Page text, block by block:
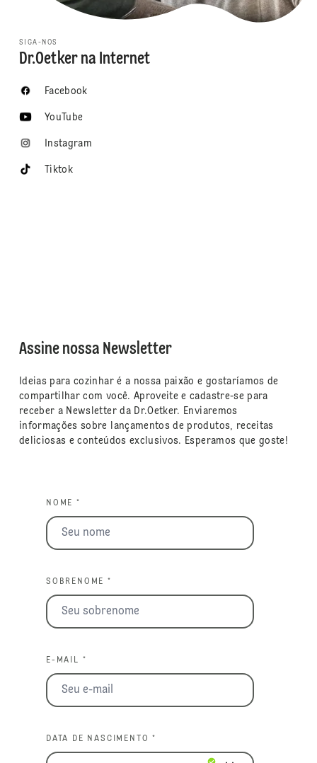
SIGA-NOS
Dr.Oetker na Internet
Facebook
YouTube
Instagram
Tiktok
Assine nossa Newsletter
Ideias para cozinhar é a nossa paixão e gostaríamos de
compartilhar com você. Aproveite e cadastre-se para
receber a Newsletter da Dr.Oetker. Enviaremos
informações sobre lançamentos de produtos, receitas
deliciosas e conteúdos exclusivos. Esperamos que goste!
NOME *
SOBRENOME *
E-MAIL *
DATA DE NASCIMENTO *